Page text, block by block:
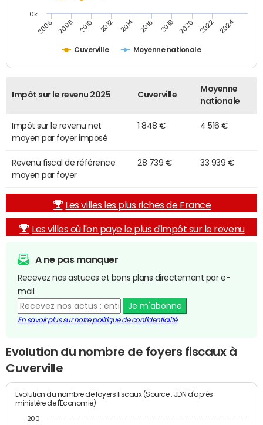
Cuverville Moyenne nationale
2006 2008 2010 2012 2014 2016 2018 2020 2022 2024
0k
Impôt sur le revenu 2025 Cuverville
Moyenne
nationale
Impôt sur le revenu net
moyen par foyer imposé
1 848 € 4 516 €
Revenu fiscal de référence
moyen par foyer
28 739 € 33 939 €
Les villes les plus riches de France
Les villes où l'on paye le plus d'impôt sur le revenu
A ne pas manquer
Recevez nos astuces et bons plans directement par e-
mail.
Je m'abonne
En savoir plus sur notre politique de confidentialité
Evolution du nombre de foyers fiscaux à
Cuverville
Evolution du nombre de foyers fiscaux (Source : JDN d'après
ministère de l'Economie)
200